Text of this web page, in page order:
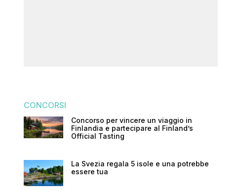
CONCORSI
Concorso per vincere un viaggio in
Finlandia e partecipare al Finland’s
Official Tasting
La Svezia regala 5 isole e una potrebbe
essere tua